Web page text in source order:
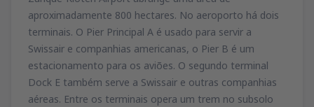
aproximadamente 800 hectares. No aeroporto há dois
terminais. O Pier Principal A é usado para servir a
Swissair e companhias americanas, o Pier B é um
estacionamento para os aviões. O segundo terminal
Dock E também serve a Swissair e outras companhias
aéreas. Entre os terminais opera um trem no subsolo